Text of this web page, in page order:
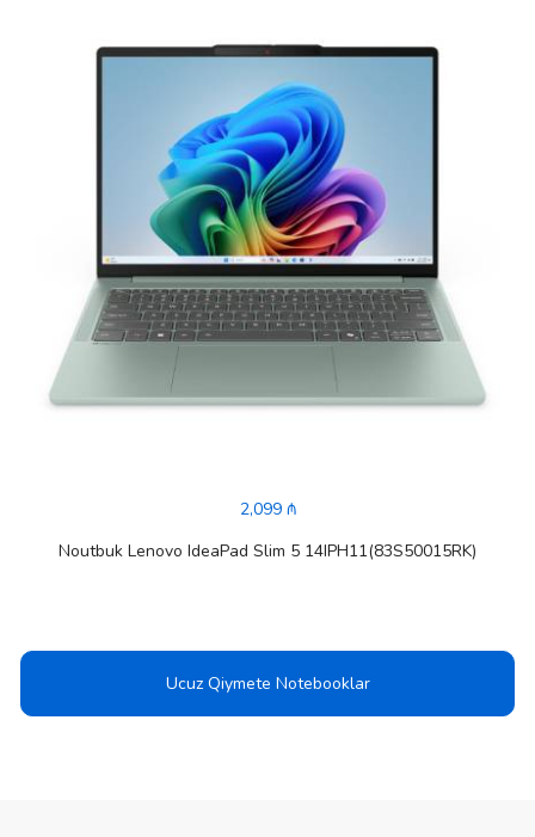
2,099 ₼
Noutbuk Lenovo IdeaPad Slim 5 14IPH11(83S50015RK)
Ucuz Qiymete Notebooklar